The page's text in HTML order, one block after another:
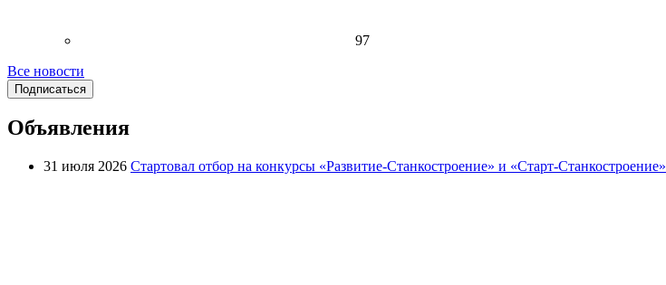
97
Все новости
Подписаться
Объявления
31 июля 2026 Стартовал отбор на конкурсы «Развитие-Станкостроение» и «Старт-Станкостроение»